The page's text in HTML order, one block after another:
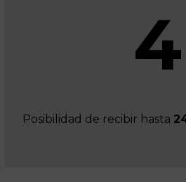
4
Posibilidad de recibir hasta